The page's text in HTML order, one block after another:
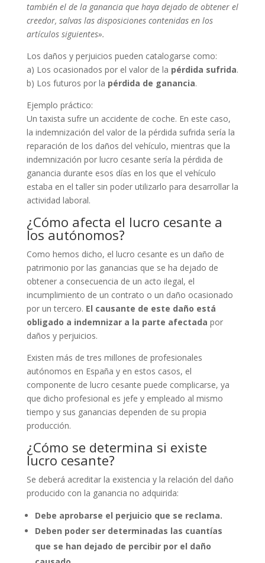
también el de la ganancia que haya dejado de obtener el
creedor, salvas las disposiciones contenidas en los
artículos siguientes».
Los daños y perjuicios pueden catalogarse como:
a) Los ocasionados por el valor de la pérdida sufrida.
b) Los futuros por la pérdida de ganancia.
Ejemplo práctico:
Un taxista sufre un accidente de coche. En este caso,
la indemnización del valor de la pérdida sufrida sería la
reparación de los daños del vehículo, mientras que la
indemnización por lucro cesante sería la pérdida de
ganancia durante esos días en los que el vehículo
estaba en el taller sin poder utilizarlo para desarrollar la
actividad laboral.
¿Cómo afecta el lucro cesante a
los autónomos?
Como hemos dicho, el lucro cesante es un daño de
patrimonio por las ganancias que se ha dejado de
obtener a consecuencia de un acto ilegal, el
incumplimiento de un contrato o un daño ocasionado
por un tercero. El causante de este daño está
obligado a indemnizar a la parte afectada por
daños y perjuicios.
Existen más de tres millones de profesionales
autónomos en España y en estos casos, el
componente de lucro cesante puede complicarse, ya
que dicho profesional es jefe y empleado al mismo
tiempo y sus ganancias dependen de su propia
producción.
¿Cómo se determina si existe
lucro cesante?
Se deberá acreditar la existencia y la relación del daño
producido con la ganancia no adquirida:
Debe aprobarse el perjuicio que se reclama.
Deben poder ser determinadas las cuantías
que se han dejado de percibir por el daño